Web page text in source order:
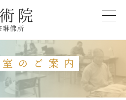
のご案内